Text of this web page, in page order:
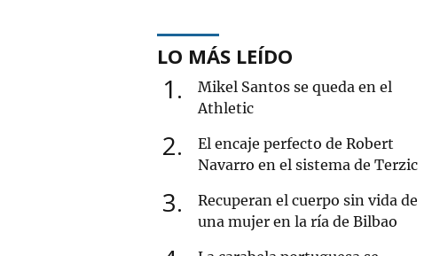
LO MÁS LEÍDO
1
Mikel Santos se queda en el
Athletic
2
El encaje perfecto de Robert
Navarro en el sistema de Terzic
3
Recuperan el cuerpo sin vida de
una mujer en la ría de Bilbao